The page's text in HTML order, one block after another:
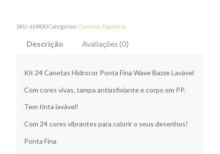
SKU: 614830 Categorias: Canetas Papelaria
Descrição Avaliações (0)
Kit 24 Canetas Hidrocor Ponta Fina Wave Bazze Lavável
Com cores vivas, tampa antiasfixiante e corpo em PP.
Tem tinta lavável!
Com 24 cores vibrantes para colorir o seus desenhos!
Ponta Fina